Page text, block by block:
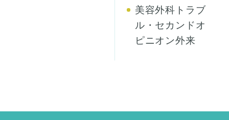
美容外科トラブ
ル・セカンドオ
ピニオン外来